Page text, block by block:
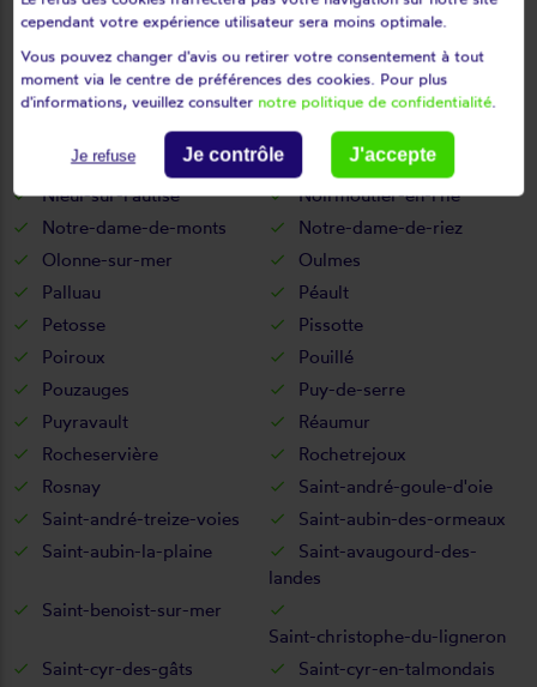
Mouchamps
Mouilleron-en-pareds
Mouilleron-le-captif
Mouilleron-Saint-Germain
Moutiers-les-mauxfaits
Moutiers-sur-le-lay
Mouzeuil-saint-martin
Nalliers
Nesmy
Nieul-le-dolent
Nieul-sur-l'autise
Noirmoutier-en-l'île
Notre-dame-de-monts
Notre-dame-de-riez
Olonne-sur-mer
Oulmes
Palluau
Péault
Petosse
Pissotte
Poiroux
Pouillé
Pouzauges
Puy-de-serre
Puyravault
Réaumur
Rocheservière
Rochetrejoux
Rosnay
Saint-andré-goule-d'oie
Saint-andré-treize-voies
Saint-aubin-des-ormeaux
Saint-aubin-la-plaine
Saint-avaugourd-des-
landes
Saint-benoist-sur-mer
Saint-christophe-du-ligneron
Saint-cyr-des-gâts
Saint-cyr-en-talmondais
cependant votre expérience utilisateur sera moins optimale.
Vous pouvez changer d'avis ou retirer votre consentement à tout
moment via le centre de préférences des cookies. Pour plus
d'informations, veuillez consulter notre politique de confidentialité.
Je refuse Je contrôle J'accepte